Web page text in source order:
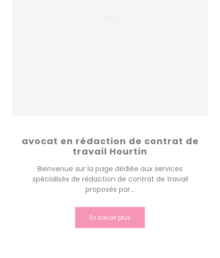
avocat en rédaction de contrat de
travail Hourtin
Bienvenue sur la page dédiée aux services
spécialisés de rédaction de contrat de travail
proposés par...
En savoir plus